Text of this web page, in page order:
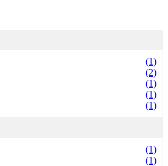
(1)
(2)
(1)
(1)
(1)
(1)
(1)